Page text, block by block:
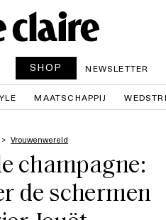
SHOP NEWSLETTER
MAATSCHAPPIJ
Vrouwenwereld
champagne:
de schermen